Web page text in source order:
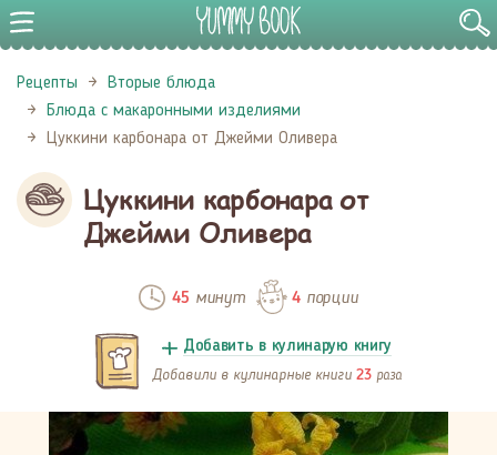
Рецепты
Вторые блюда
Блюда с макаронными изделиями
Цуккини карбонара от Джейми Оливера
Цуккини карбонара от
Джейми Оливера
45 минут 4порции
Добавить в кулинарую книгу
Добавили в кулинарные книги 23 раза